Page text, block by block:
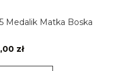
Medalik Matka Boska
zł